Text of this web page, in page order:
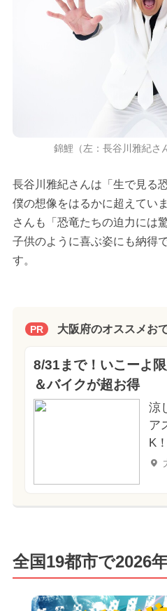
錦鯉（左：長谷川雅紀さ
長谷川雅紀さんは「生で見る
僕の想像をはるかに超えてい
さんも「恐竜たちの迫力には
子供のように喜ぶ姿にも納得
す。
PR 大阪府のオススメお
8/31まで！いこーよ
＆バイクが超お得
涼
ア
K
全国19都市で2026